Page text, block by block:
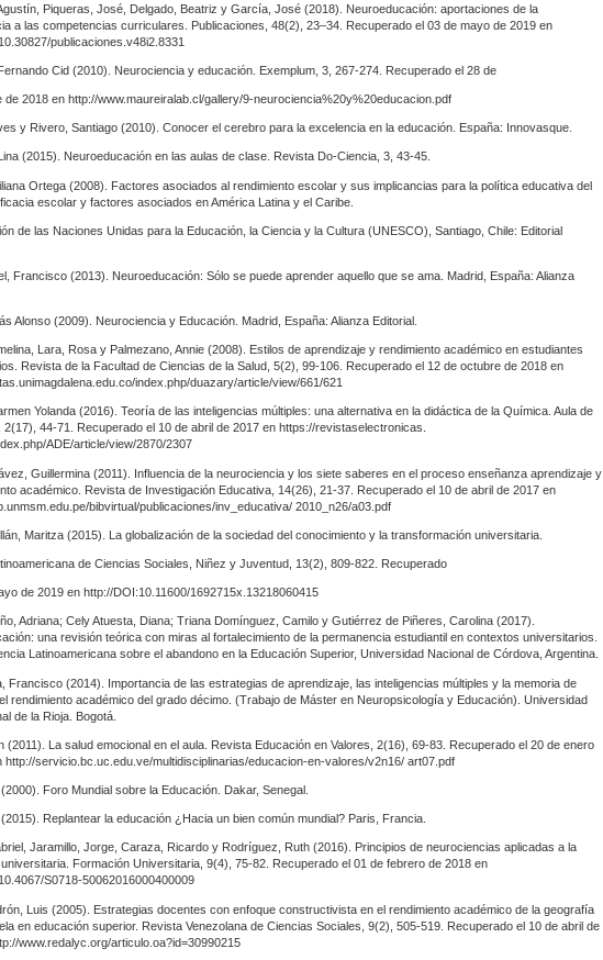
Piqueras, José, Delgado, Beatriz y García, José (2018). Neuroeducación: aportaciones de la
a las competencias curriculares. Publicaciones, 48(2), 23–34. Recuperado el 03 de mayo de 2019 en
publicaciones.v48i2.8331
Cid (2010). Neurociencia y educación. Exemplum, 3, 267-274. Recuperado el 28 de
de 2018 en http://www.maureiralab.cl/gallery/9-neurociencia%20y%20educacion.pdf
y Rivero, Santiago (2010). Conocer el cerebro para la excelencia en la educación. España: Innovasque.
(2015). Neuroeducación en las aulas de clase. Revista Do-Ciencia, 3, 43-45.
Ortega (2008). Factores asociados al rendimiento escolar y sus implicancias para la política educativa del
escolar y factores asociados en América Latina y el Caribe.
de las Naciones Unidas para la Educación, la Ciencia y la Cultura (UNESCO), Santiago, Chile: Editorial
Francisco (2013). Neuroeducación: Sólo se puede aprender aquello que se ama. Madrid, España: Alianza
Alonso (2009). Neurociencia y Educación. Madrid, España: Alianza Editorial.
Lara, Rosa y Palmezano, Annie (2008). Estilos de aprendizaje y rendimiento académico en estudiantes
Revista de la Facultad de Ciencias de la Salud, 5(2), 99-106. Recuperado el 12 de octubre de 2018 en
index.php/duazary/article/view/661/621
Yolanda (2016). Teoría de las inteligencias múltiples: una alternativa en la didáctica de la Química. Aula de
2(17), 44-71. Recuperado el 10 de abril de 2017 en https://revistaselectronicas.
ADE/article/view/2870/2307
Guillermina (2011). Influencia de la neurociencia y los siete saberes en el proceso enseñanza aprendizaje y
académico. Revista de Investigación Educativa, 14(26), 21-37. Recuperado el 10 de abril de 2017 en
bibvirtual/publicaciones/inv_educativa/ 2010_n26/a03.pdf
Maritza (2015). La globalización de la sociedad del conocimiento y la transformación universitaria.
de Ciencias Sociales, Niñez y Juventud, 13(2), 809-822. Recuperado
de 2019 en http://DOI:10.11600/1692715x.13218060415
Adriana; Cely Atuesta, Diana; Triana Domínguez, Camilo y Gutiérrez de Piñeres, Carolina (2017).
una revisión teórica con miras al fortalecimiento de la permanencia estudiantil en contextos universitarios.
Latinoamericana sobre el abandono en la Educación Superior, Universidad Nacional de Córdova, Argentina.
Francisco (2014). Importancia de las estrategias de aprendizaje, las inteligencias múltiples y la memoria de
rendimiento académico del grado décimo. (Trabajo de Máster en Neuropsicología y Educación). Universidad
de la Rioja. Bogotá.
(2011). La salud emocional en el aula. Revista Educación en Valores, 2(16), 69-83. Recuperado el 20 de enero
http://servicio.bc.uc.edu.ve/multidisciplinarias/educacion-en-valores/v2n16/ art07.pdf
Foro Mundial sobre la Educación. Dakar, Senegal.
Replantear la educación ¿Hacia un bien común mundial? Paris, Francia.
Jaramillo, Jorge, Caraza, Ricardo y Rodríguez, Ruth (2016). Principios de neurociencias aplicadas a la
Formación Universitaria, 9(4), 75-82. Recuperado el 01 de febrero de 2018 en
S0718-50062016000400009
Luis (2005). Estrategias docentes con enfoque constructivista en el rendimiento académico de la geografía
en educación superior. Revista Venezolana de Ciencias Sociales, 9(2), 505-519. Recuperado el 10 de abril de
www.redalyc.org/articulo.oa?id=30990215